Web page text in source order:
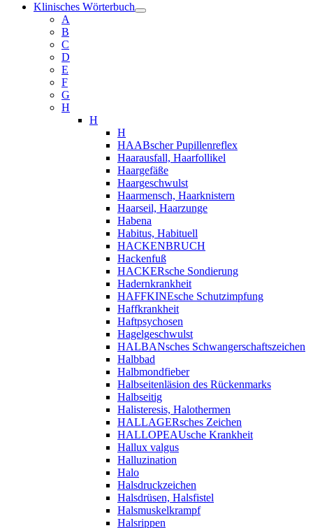
Klinisches Wörterbuch
A
B
C
D
E
F
G
H
H
H
HAABscher Pupillenreflex
Haarausfall, Haarfollikel
Haargefäße
Haargeschwulst
Haarmensch, Haarknistern
Haarseil, Haarzunge
Habena
Habitus, Habituell
HACKENBRUCH
Hackenfuß
HACKERsche Sondierung
Hadernkrankheit
HAFFKINEsche Schutzimpfung
Haffkrankheit
Haftpsychosen
Hagelgeschwulst
HALBANsches Schwangerschaftszeichen
Halbbad
Halbmondfieber
Halbseitenläsion des Rückenmarks
Halbseitig
Halisteresis, Halothermen
HALLAGERsches Zeichen
HALLOPEAUsche Krankheit
Hallux valgus
Halluzination
Halo
Halsdruckzeichen
Halsdrüsen, Halsfistel
Halsmuskelkrampf
Halsrippen